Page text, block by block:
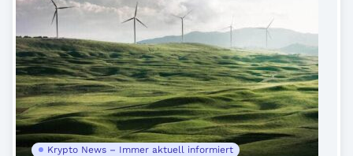
Krypto News – Immer aktuell informiert